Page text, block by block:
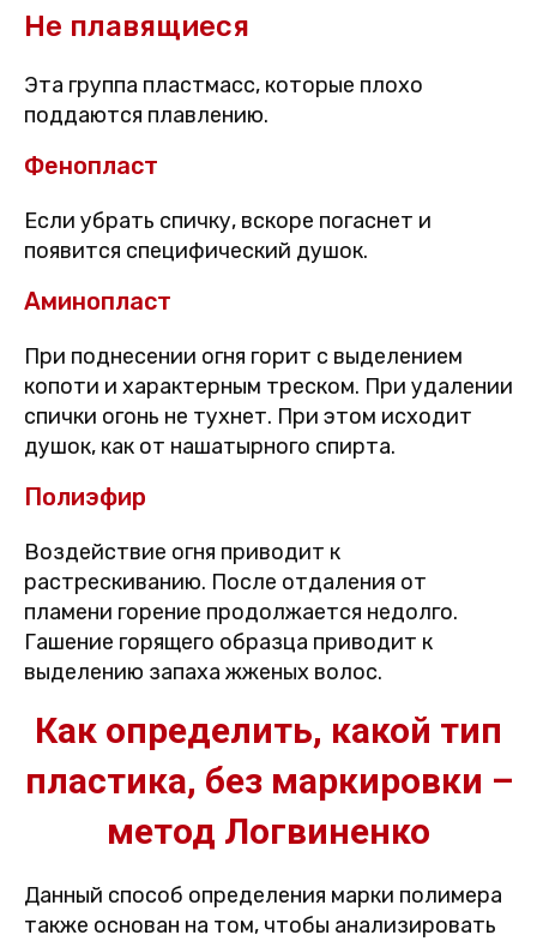
Не плавящиеся
Эта группа пластмасс, которые плохо
поддаются плавлению.
Фенопласт
Если убрать спичку, вскоре погаснет и
появится специфический душок.
Аминопласт
При поднесении огня горит с выделением
копоти и характерным треском. При удалении
спички огонь не тухнет. При этом исходит
душок, как от нашатырного спирта.
Полиэфир
Воздействие огня приводит к
растрескиванию. После отдаления от
пламени горение продолжается недолго.
Гашение горящего образца приводит к
выделению запаха жженых волос.
Как определить, какой тип
пластика, без маркировки –
метод Логвиненко
Данный способ определения марки полимера
также основан на том, чтобы анализировать